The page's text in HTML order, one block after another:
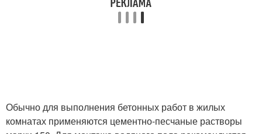
Обычно для выполнения бетонных работ в жилых
комнатах применяются цементно-песчаные растворы